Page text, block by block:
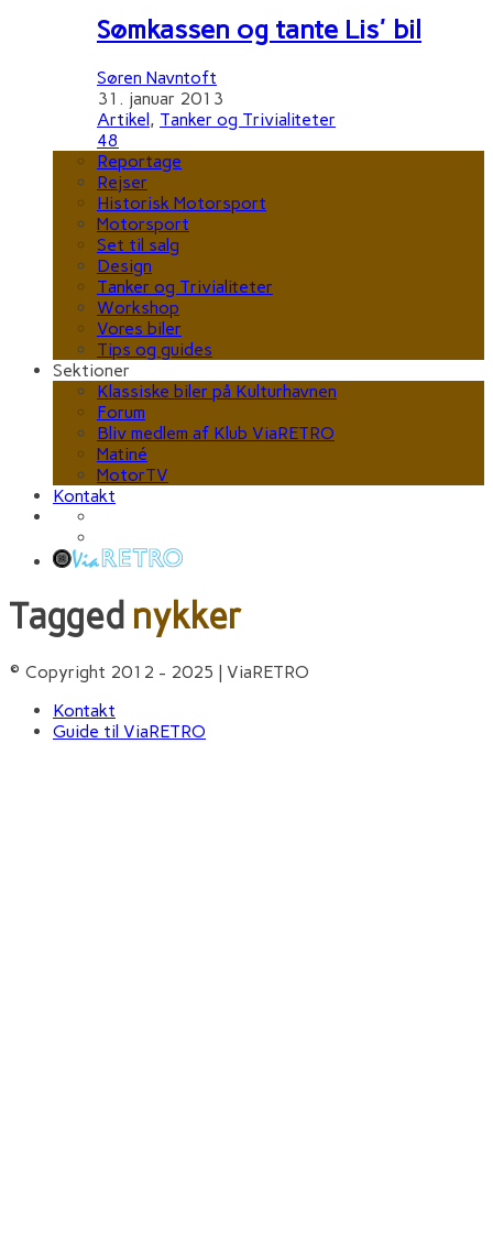
Sømkassen og tante Lis' bil
Søren Navntoft
31. januar 2013
Artikel, Tanker og Trivialiteter
48
Reportage
Rejser
Historisk Motorsport
Motorsport
Set til salg
Design
Tanker og Trivialiteter
Workshop
Vores biler
Tips og guides
Sektioner
Klassiske biler på Kulturhavnen
Forum
Bliv medlem af Klub ViaRETRO
Matiné
MotorTV
Kontakt
Tagged nykker
© Copyright 2012 - 2025 | ViaRETRO
Kontakt
Guide til ViaRETRO